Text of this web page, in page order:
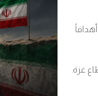
غزة